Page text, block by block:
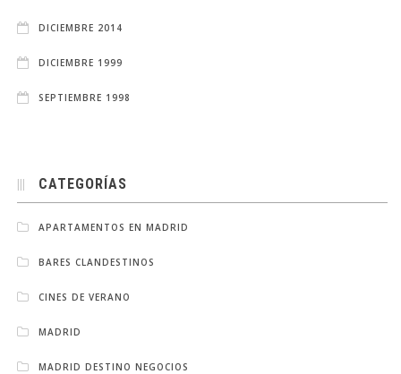
DICIEMBRE 2014
DICIEMBRE 1999
SEPTIEMBRE 1998
CATEGORÍAS
APARTAMENTOS EN MADRID
BARES CLANDESTINOS
CINES DE VERANO
MADRID
MADRID DESTINO NEGOCIOS